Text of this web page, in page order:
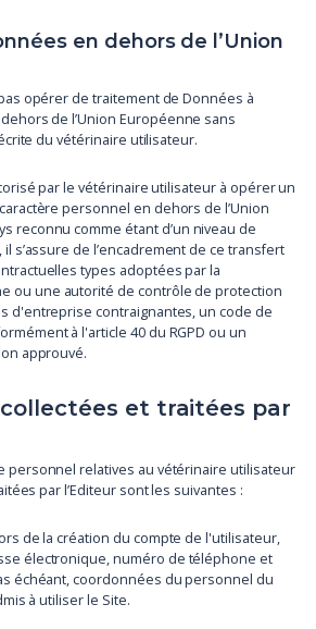
en dehors de l’Union
pas opérer de traitement de Données à
de l’Union Européenne sans
du vétérinaire utilisateur.
par le vétérinaire utilisateur à opérer un
personnel en dehors de l’Union
reconnu comme étant d’un niveau de
s’assure de l’encadrement de ce transfert
types adoptées par la
ou une autorité de contrôle de protection
d'entreprise contraignantes, un code de
à l'article 40 du RGPD ou un
approuvé.
collectées et traitées par
personnel relatives au vétérinaire utilisateur
par l’Editeur sont les suivantes :
de la création du compte de l'utilisateur,
électronique, numéro de téléphone et
échéant, coordonnées du personnel du
à utiliser le Site.